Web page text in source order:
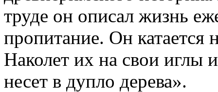
труде он описал жизнь
пропитание. Он катается
Наколет их на свои иглы
несет в дупло дерева».